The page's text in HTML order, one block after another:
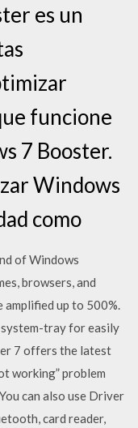
es un
funcione
7 Booster.
Windows
como
of Windows
browsers, and
amplified up to 500%.
system-tray for easily
7 offers the latest
working” problem
can also use Driver
card reader,